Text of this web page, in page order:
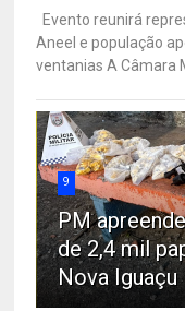
Evento reunirá
Aneel e população
ventanias A Câmara
9
PM
de 2,4 mil
Nova Iguaçu